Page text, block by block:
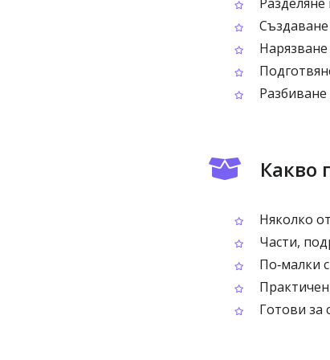
Какво
Няколко
Части,
По‑малки
Готови за